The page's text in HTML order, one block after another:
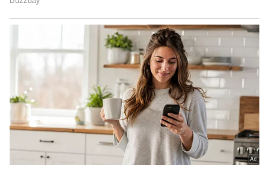
ವಾತ್ಸಾಯನನ ಪ್ರಕಾರ, ಮಹಿಳೆ ಸಾಮಾನ್ಯವಾಗಿ ಸುಂದರ
ಪುರುಷನತ್ತ ಆಕರ್ಷಿತಳಾಗುತ್ತಾಳೆ. ಪುರುಷ ಸಹ ಪ್ರತಿ ಸುಂದರ
ಮಹಿಳೆಯೊಂದಿಗೆ ಸುಲಭವಾಗಿ ಪ್ರೀತಿಯಲ್ಲಿ ಬೀಳುತ್ತಾರೆ.
ಆದರೆ ಹಲವಾರು ನಿರ್ಬಂಧಗಳಿಂದ ಅವರು ಮುಂದಿನ
ಹೆಜ್ಜೆಗಳನ್ನು ಮುಂದಿಡುವುದಿಲ್ಲ. ಮಹಿಳೆ ಯಾರನ್ನಾದರೂ
ಪ್ರೀತಿಸಿದಾಗ ಕೆಲವೊಮ್ಮೆ ಸರಿ-ತಪ್ಪುಗಳನ್ನು ನೋಡದೆ
ಪ್ರೀತಿಸುತ್ತಾಳೆ. ಆದರೆ ಅವಳು ಎಂದಿಗೂ ಪುರುಷನನ್ನು ಗೆಲ್ಲಲು